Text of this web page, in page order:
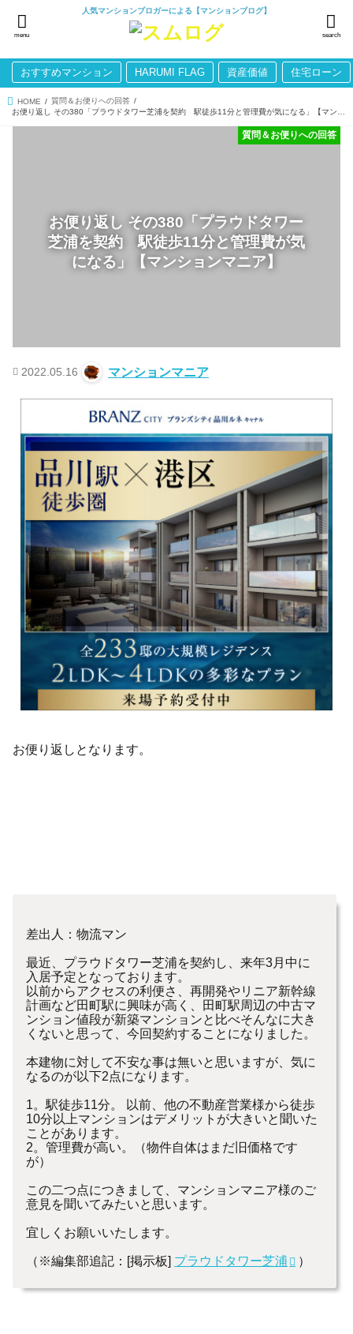
人気マンションブロガーによる【マンションブログ】
search
menu
おすすめマンション HARUMI FLAG 資産価値 住宅ローン
HOME
質問＆お便りへの回答
お便り返し その380「プラウドタワー
芝浦を契約 駅徒歩11分と管理費が気
になる」【マンションマニア】
質問＆お便りへの回答
2022.05.16 マンションマニア
お便り返しとなります。
差出人：物流マン
最近、プラウドタワー芝浦を契約し、来年3月中に
入居予定となっております。
以前からアクセスの利便さ、再開発やリニア新幹線
計画など田町駅に興味が高く、田町駅周辺の中古マ
ンション値段が新築マンションと比べそんなに大き
くないと思って、今回契約することになりました。
本建物に対して不安な事は無いと思いますが、気に
なるのが以下2点になります。
1。駅徒歩11分。 以前、他の不動産営業様から徒歩
10分以上マンションはデメリットが大きいと聞いた
ことがあります。
2。管理費が高い。（物件自体はまだ旧価格です
が）
この二つ点につきまして、マンションマニア様のご
意見を聞いてみたいと思います。
宜しくお願いいたします。
（※編集部追記：[掲示板] プラウドタワー芝浦 ）